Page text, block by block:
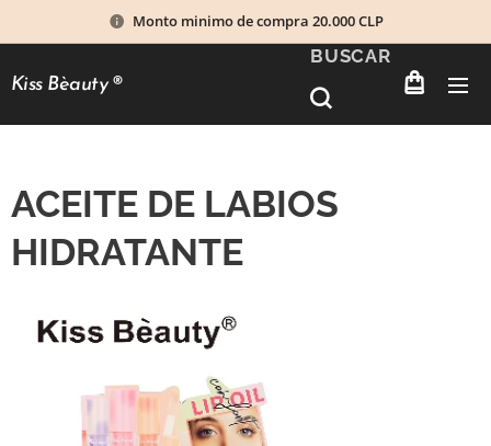
Monto minimo de compra 20.000 CLP
Kiss Bèauty®
BUSCAR
ACEITE DE LABIOS
HIDRATANTE